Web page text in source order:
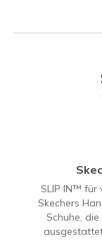
SLIP IN™ für
Skechers
Schuhe,